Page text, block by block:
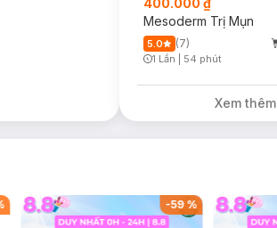
400.000 ₫
Mesoderm Trị Mụn
5.0 (7)
1 Lần 54 phút
Xem thêm
-59%